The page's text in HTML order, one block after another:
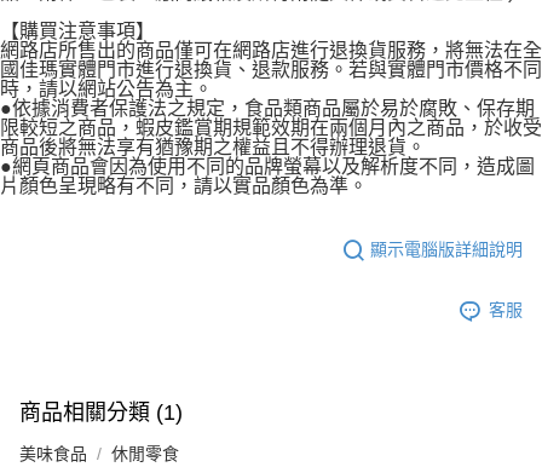
【購買注意事項】
網路店所售出的商品僅可在網路店進行退換貨服務，將無法在全
國佳瑪實體門市進行退換貨、退款服務。若與實體門市價格不同
時，請以網站公告為主。
●依據消費者保護法之規定，食品類商品屬於易於腐敗、保存期
限較短之商品，蝦皮鑑賞期規範效期在兩個月內之商品，於收受
商品後將無法享有猶豫期之權益且不得辦理退貨。
●網頁商品會因為使用不同的品牌螢幕以及解析度不同，造成圖
片顏色呈現略有不同，請以實品顏色為準。
顯示電腦版詳細說明
客服
商品相關分類 (1)
美味食品 休閒零食